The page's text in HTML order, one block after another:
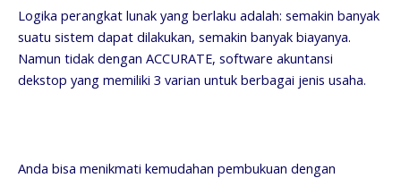
Logika perangkat lunak yang berlaku adalah: semakin banyak
suatu sistem dapat dilakukan, semakin banyak biayanya.
Namun tidak dengan ACCURATE, software akuntansi
dekstop yang memiliki 3 varian untuk berbagai jenis usaha.
Anda bisa menikmati kemudahan pembukuan dengan